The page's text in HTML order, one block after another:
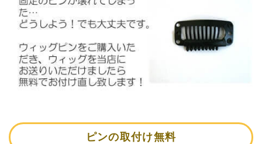
ピンの取付け無料